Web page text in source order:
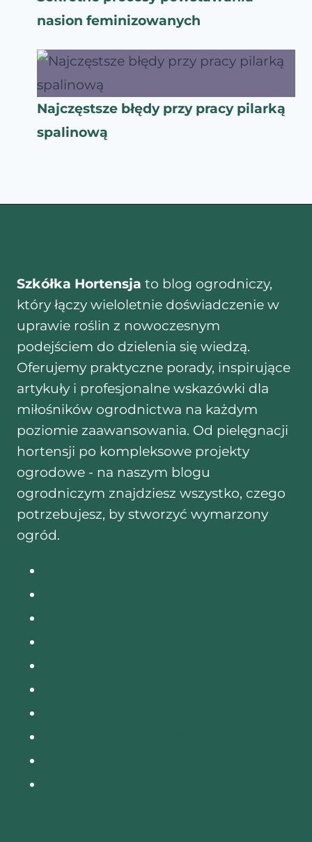
nasion feminizowanych
Najczęstsze błędy przy pracy pilarką
spalinową
Szkółka Hortensja to blog ogrodniczy,
który łączy wieloletnie doświadczenie w
uprawie roślin z nowoczesnym
podejściem do dzielenia się wiedzą.
Oferujemy praktyczne porady, inspirujące
artykuły i profesjonalne wskazówki dla
miłośników ogrodnictwa na każdym
poziomie zaawansowania. Od pielęgnacji
hortensji po kompleksowe projekty
ogrodowe - na naszym blogu
ogrodniczym znajdziesz wszystko, czego
potrzebujesz, by stworzyć wymarzony
ogród.